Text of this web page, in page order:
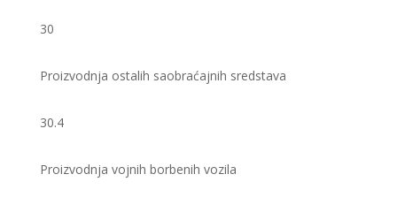
30
Proizvodnja ostalih saobraćajnih sredstava
30.4
Proizvodnja vojnih borbenih vozila